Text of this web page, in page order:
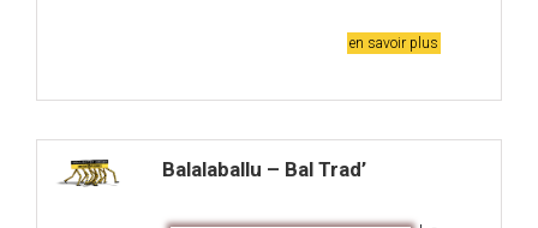
en savoir plus
Balalaballu – Bal Trad’